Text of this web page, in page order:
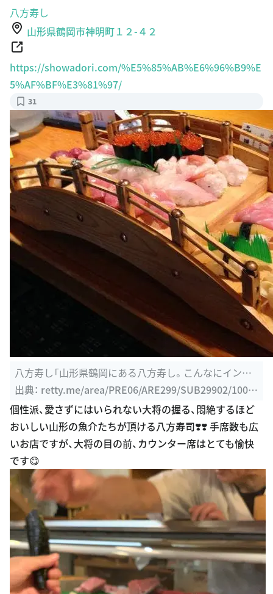
八方寿し
山形県鶴岡市神明町１２-４２
https://showadori.com/%E5%85%AB%E6%96%B9%E
5%AF%BF%E3%81%97/
31
八方寿し「山形県鶴岡にある八方寿し。こんなにインス
タ映え的な ...
出典： retty.me/area/PRE06/ARE299/SUB29902/1000
00049011/31598324
個性派、愛さずにはいられない大将の握る、悶絶するほど
おいしい山形の魚介たちが頂ける八方寿司❣️❣️ 手席数も広
いお店ですが、大将の目の前、カウンター席はとても愉快
です😋